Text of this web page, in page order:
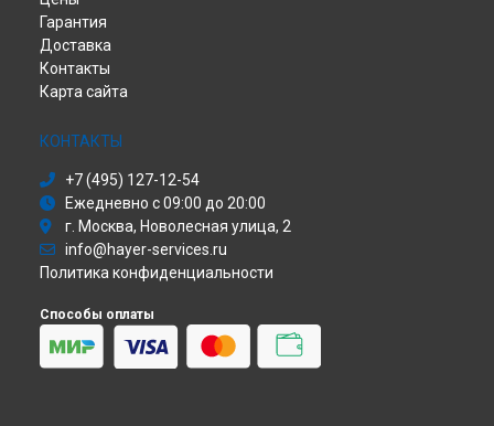
Гарантия
Доставка
Контакты
Карта сайта
КОНТАКТЫ
+7 (495) 127-12-54
Ежедневно с 09:00 до 20:00
г. Москва, Новолесная улица, 2
info@hayer-services.ru
Политика конфиденциальности
Способы оплаты